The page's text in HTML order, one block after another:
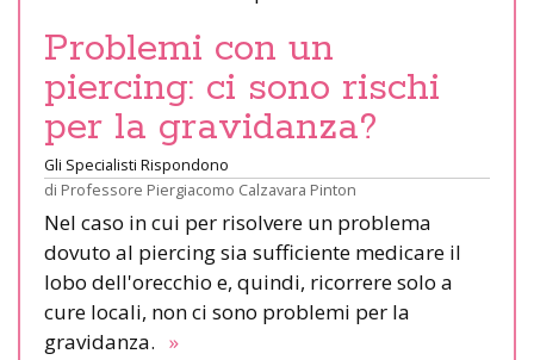
Problemi con un
piercing: ci sono rischi
per la gravidanza?
Gli Specialisti Rispondono
di Professore Piergiacomo Calzavara Pinton
Nel caso in cui per risolvere un problema
dovuto al piercing sia sufficiente medicare il
lobo dell'orecchio e, quindi, ricorrere solo a
cure locali, non ci sono problemi per la
gravidanza. »